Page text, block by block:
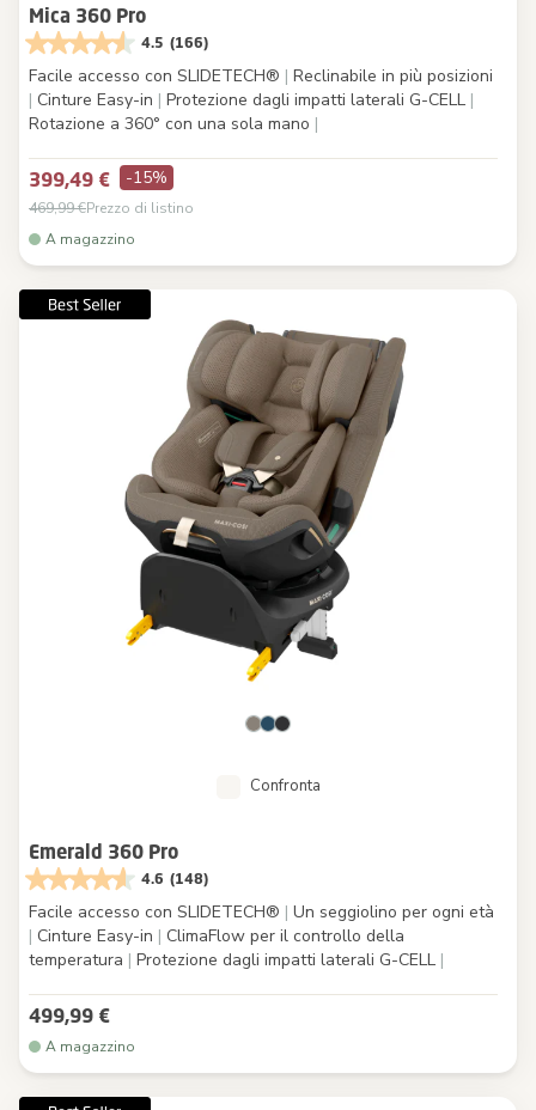
Mica 360 Pro
4.5 (166)
Facile accesso con SLIDETECH® | Reclinabile in più posizioni
| Cinture Easy-in | Protezione dagli impatti laterali G-CELL |
Rotazione a 360° con una sola mano |
399,49 € -15%
469,99 €Prezzo di listino
A magazzino
Confronta
Emerald 360 Pro
4.6 (148)
Facile accesso con SLIDETECH® | Un seggiolino per ogni età
| Cinture Easy-in | ClimaFlow per il controllo della
temperatura | Protezione dagli impatti laterali G-CELL |
499,99 €
A magazzino